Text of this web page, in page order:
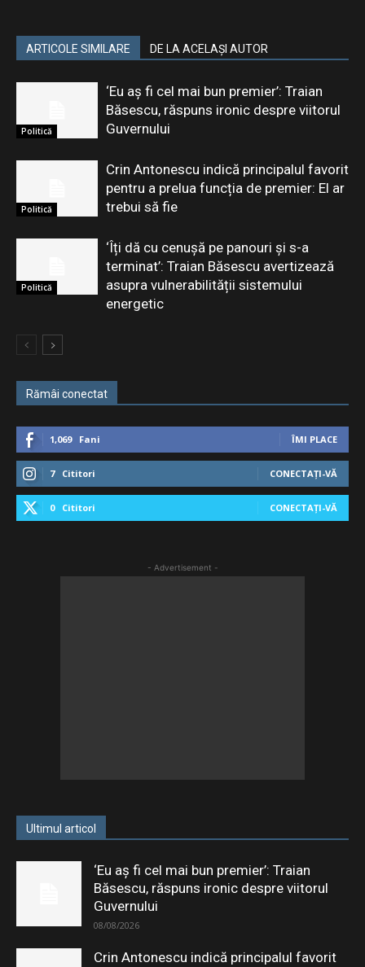
ARTICOLE SIMILARE DE LA ACELAȘI AUTOR
Politică
‘Eu aș fi cel mai bun premier’: Traian
Băsescu, răspuns ironic despre viitorul
Guvernului
Politică
Crin Antonescu indică principalul favorit
pentru a prelua funcția de premier: El ar
trebui să fie
Politică
‘Îți dă cu cenușă pe panouri și s-a
terminat’: Traian Băsescu avertizează
asupra vulnerabilității sistemului
energetic
Rămâi conectat
1,069 Fani ÎMI PLACE
7 Cititori CONECTAȚI-VĂ
0 Cititori CONECTAȚI-VĂ
- Advertisement -
Ultimul articol
‘Eu aș fi cel mai bun premier’: Traian
Băsescu, răspuns ironic despre viitorul
Guvernului
08/08/2026
Crin Antonescu indică principalul favorit